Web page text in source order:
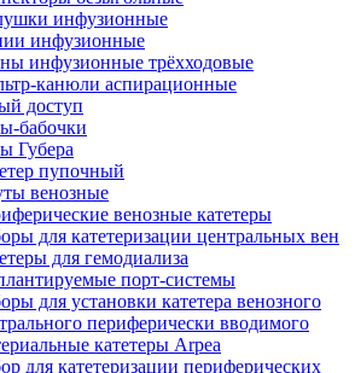
инфузионные
инфузионные
инфузионные трёхходовые
канюли аспирационные
доступ
бабочки
Губера
пупочный
венозные
венозные катетеры
для катетеризации центральных вен
для гемодиализа
порт‑системы
для установки катетера венозного
периферически вводимого
катетеры Arpea
для катетеризации периферических